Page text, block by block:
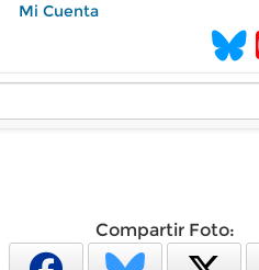
Mi Cuenta
Compartir Foto: